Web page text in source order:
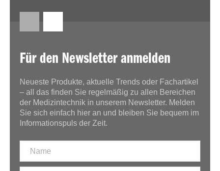
Für den Newsletter anmelden
Neueste Produkte, aktuelle Trends oder Fachartikel
– all das finden Sie regelmäßig zu allen Bereichen
der Medizintechnik in unserem Newsletter. Melden
Sie sich einfach hier an und bleiben Sie bequem im
Informationspuls der Zeit.